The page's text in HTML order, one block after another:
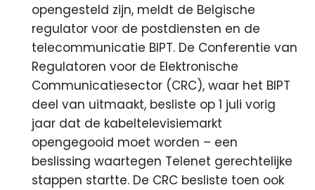
opengesteld zijn, meldt de Belgische
regulator voor de postdiensten en de
telecommunicatie BIPT. De Conferentie van
Regulatoren voor de Elektronische
Communicatiesector (CRC), waar het BIPT
deel van uitmaakt, besliste op 1 juli vorig
jaar dat de kabeltelevisiemarkt
opengegooid moet worden – een
beslissing waartegen Telenet gerechtelijke
stappen startte. De CRC besliste toen ook